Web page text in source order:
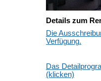
Details zum
Die
Verfügung.
Das
(klicken)